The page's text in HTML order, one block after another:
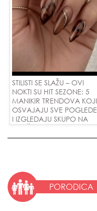
STILISTI SE SLAŽU – OVI
NOKTI SU HIT SEZONE: 5
MANIKIR TRENDOVA KOJI
OSVAJAJU SVE POGLEDE
I IZGLEDAJU SKUPO NA
PORODICA